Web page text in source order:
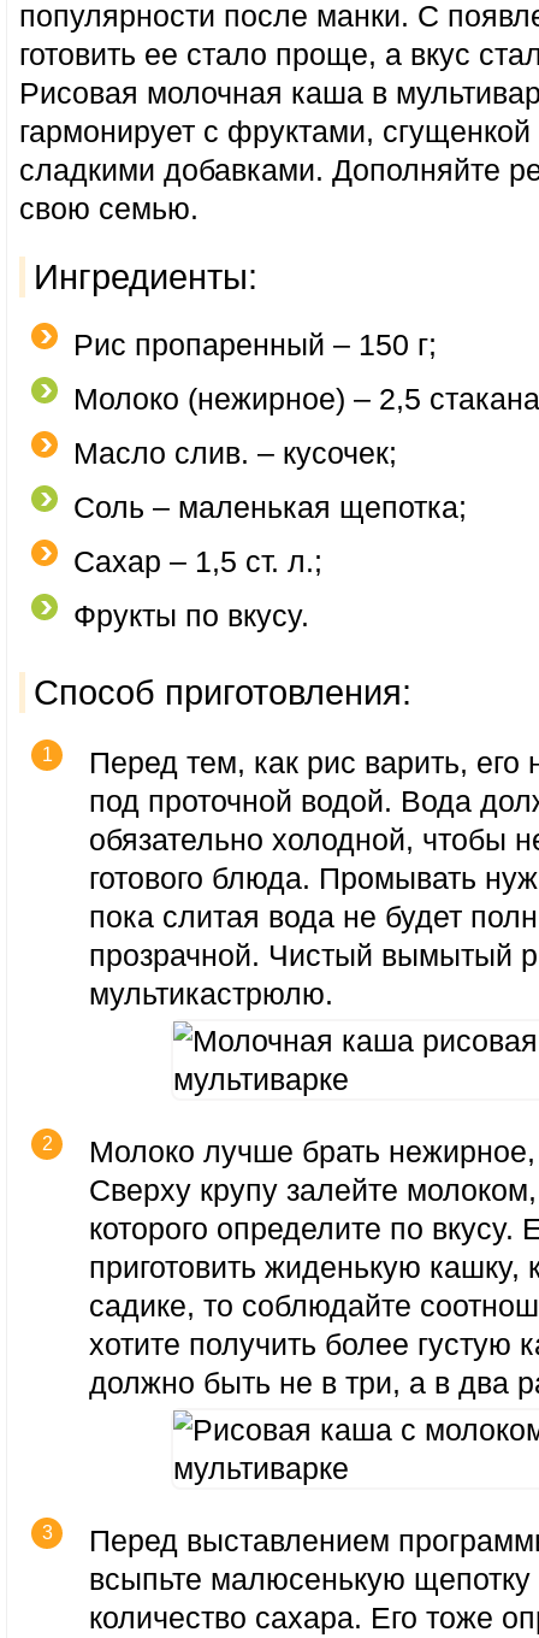
популярности после манки. С
готовить ее стало проще, а вкус
Рисовая молочная каша в
гармонирует с фруктами,
сладкими добавками. Дополняйте
свою семью.
Ингредиенты:
Рис пропаренный – 150 г;
Молоко (нежирное) – 2,5
Масло слив. – кусочек;
Соль – маленькая щепотка;
Сахар – 1,5 ст. л.;
Фрукты по вкусу.
Способ приготовления:
Перед тем, как рис варить,
под проточной водой. Вода
обязательно холодной, чтобы
готового блюда. Промывать
пока слитая вода не будет
прозрачной. Чистый вымытый
мультикастрюлю.
Молоко лучше брать
Сверху крупу залейте
которого определите по вкусу.
приготовить жиденькую кашку,
садике, то соблюдайте
хотите получить более густую
должно быть не в три, а в два
Перед выставлением
всыпьте малюсенькую
количество сахара. Его тоже